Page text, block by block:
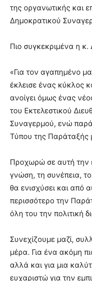
της οργανωτικής και
Δημοκρατικού
Πιο συγκεκριμένα η κ.
«Για τον αγαπημένο
έκλεισε ένας κύκλος
ανοίγει όμως ένας
του Εκτελεστικού
Συναγερμού, ενώ
Τύπου της Παράταξής
Προχωρώ σε αυτή την
γνώση, τη συνέπεια, το
θα ενισχύσει και από
περισσότερο την
όλη του την πολιτική
Συνεχίζουμε μαζί,
μέρα. Για ένα ακόμη
αλλά και για μια
ευχαριστώ για την